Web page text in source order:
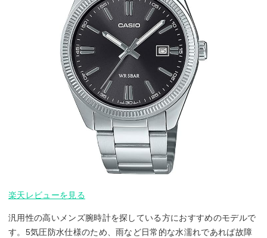
楽天レビューを見る
汎用性の高いメンズ腕時計を探している方におすすめのモデルで
す。5気圧防水仕様のため、雨など日常的な水濡れであれば故障